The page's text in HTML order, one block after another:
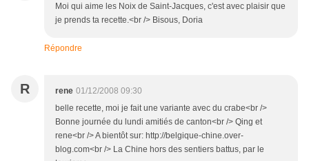
Moi qui aime les Noix de Saint-Jacques, c'est avec plaisir que
je prends ta recette.<br /> Bisous, Doria
Répondre
R rene 01/12/2008 09:30
belle recette, moi je fait une variante avec du crabe<br />
Bonne journée du lundi amitiés de canton<br /> Qing et
rene<br /> A bientôt sur: http://belgique-chine.over-
blog.com<br /> La Chine hors des sentiers battus, par le